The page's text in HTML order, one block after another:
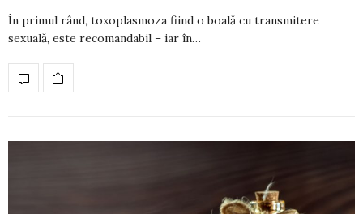
În primul rând, toxoplasmoza fiind o boală cu trans­mi­tere
sexuală, este recomandabil – iar în…